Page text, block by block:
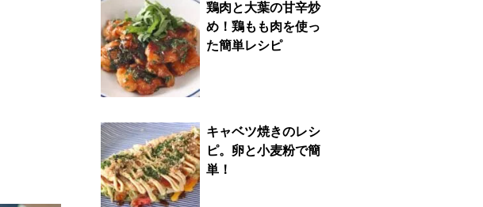
鶏肉と大葉の甘辛炒
め！鶏もも肉を使っ
た簡単レシピ
キャベツ焼きのレシ
ピ。卵と小麦粉で簡
単！